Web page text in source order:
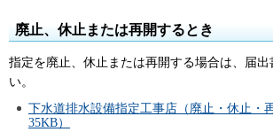
廃止、休止または再開するとき
指定を廃止、休止または再開する場合は、届出
い。
下水道排水設備指定工事店（廃止・休止・
35KB）